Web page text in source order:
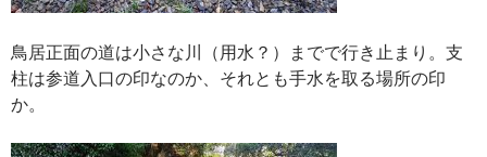
鳥居正面の道は小さな川（用水？）までで行き止まり。支
柱は参道入口の印なのか、それとも手水を取る場所の印
か。